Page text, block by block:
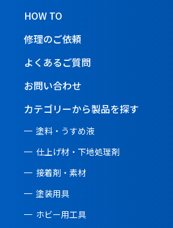
HOW TO
修理のご依頼
よくあるご質問
お問い合わせ
カテゴリーから製品を探す
塗料・うすめ液
仕上げ材・下地処理剤
接着剤・素材
塗装用具
ホビー用工具